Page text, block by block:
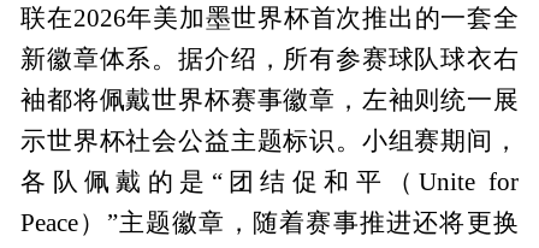
联在2026年美加墨世界杯首次推出的一套全
新徽章体系。据介绍，所有参赛球队球衣右
袖都将佩戴世界杯赛事徽章，左袖则统一展
示世界杯社会公益主题标识。小组赛期间，
各队佩戴的是“团结促和平（Unite for
Peace）”主题徽章，随着赛事推进还将更换